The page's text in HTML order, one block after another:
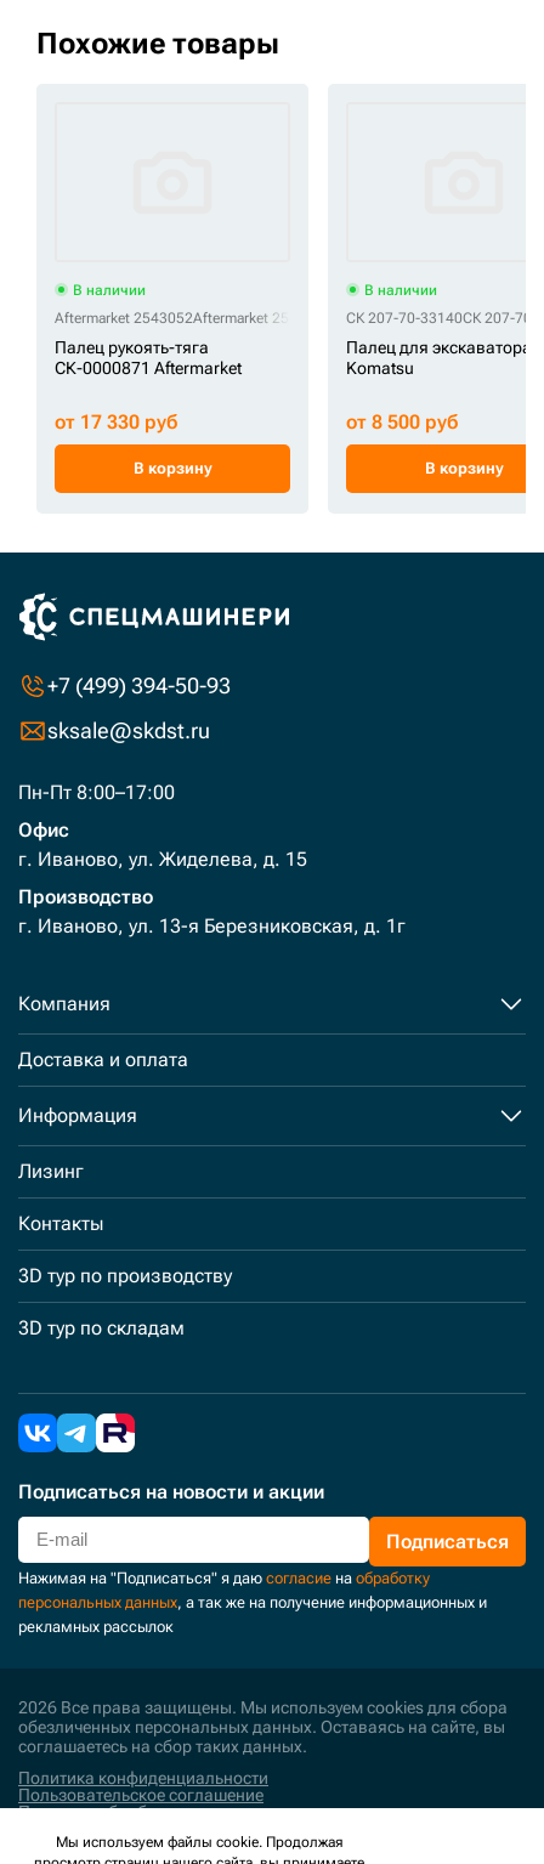
Похожие товары
В наличии
Aftermarket 2543052Aftermarket 254-3052
Палец рукоять-тяга
СК-0000871 Aftermarket
от 17 330 руб
В корзину
В наличии
СК 207-70-33140СК 207-70-
Палец для экскаватора
Komatsu
от 8 500 руб
В корзину
+7 (499) 394-50-93
sksale@skdst.ru
Пн-Пт 8:00–17:00
Офис
г. Иваново, ул. Жиделева, д. 15
Производство
г. Иваново, ул. 13-я Березниковская, д. 1г
Компания
Доставка и оплата
Информация
Лизинг
Контакты
3D тур по производству
3D тур по складам
Подписаться на новости и акции
Подписаться
Нажимая на "Подписаться" я даю согласие на обработку
персональных данных, а так же на получение информационных и
рекламных рассылок
2026 Все права защищены. Мы используем cookies для сбора
обезличенных персональных данных. Оставаясь на сайте, вы
соглашаетесь на сбор таких данных.
Политика конфиденциальности
Пользовательское соглашение
Политика обработки персональных данных
Мы используем файлы cookie. Продолжая